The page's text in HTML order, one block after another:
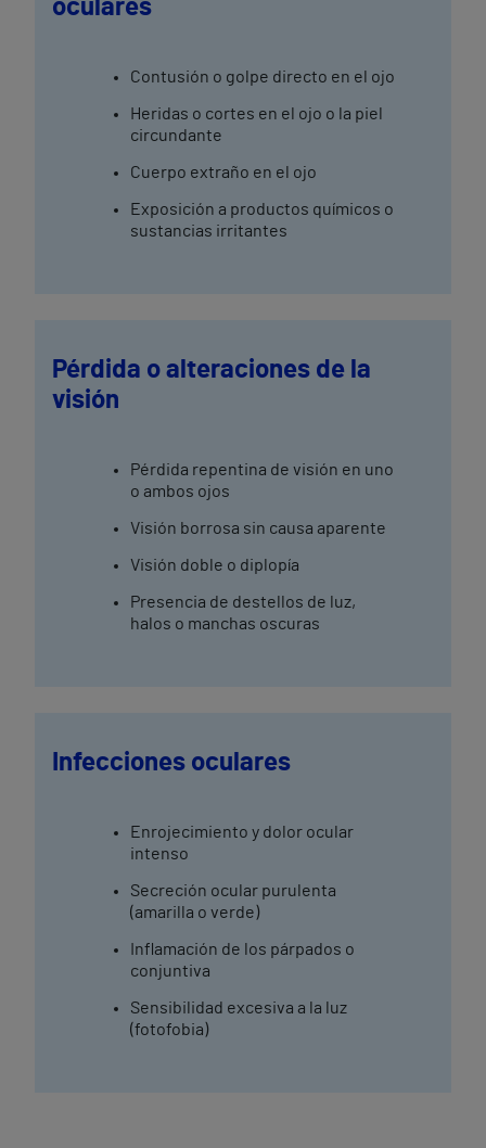
oculares
Contusión o golpe directo en el ojo
Heridas o cortes en el ojo o la piel
circundante
Cuerpo extraño en el ojo
Exposición a productos químicos o
sustancias irritantes
Pérdida o alteraciones de la
visión
Pérdida repentina de visión en uno
o ambos ojos
Visión borrosa sin causa aparente
Visión doble o diplopía
Presencia de destellos de luz,
halos o manchas oscuras
Infecciones oculares
Enrojecimiento y dolor ocular
intenso
Secreción ocular purulenta
(amarilla o verde)
Inflamación de los párpados o
conjuntiva
Sensibilidad excesiva a la luz
(fotofobia)